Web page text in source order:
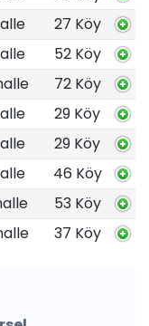
27 Köy
52 Köy
72 Köy
29 Köy
29 Köy
46 Köy
53 Köy
37 Köy